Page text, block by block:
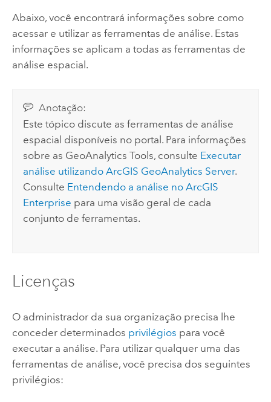
Abaixo, você encontrará informações sobre como
acessar e utilizar as ferramentas de análise. Estas
informações se aplicam a todas as ferramentas de
análise espacial.
Anotação:
Este tópico discute as ferramentas de análise
espacial disponíveis no portal. Para informações
sobre as GeoAnalytics Tools, consulte Executar
análise utilizandoArcGIS GeoAnalytics Server.
Consulte Entendendo a análise noArcGIS
Enterprise para uma visão geral de cada
conjunto de ferramentas.
Licenças
O administrador da sua organização precisa lhe
conceder determinados privilégios para você
executar a análise. Para utilizar qualquer uma das
ferramentas de análise, você precisa dos seguintes
privilégios: